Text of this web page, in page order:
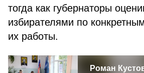
тогда как губернаторы
избирателями по
их работы.
Роман